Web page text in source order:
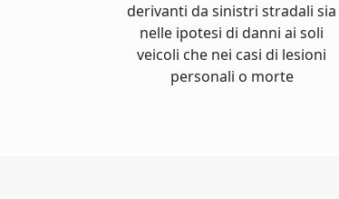
derivanti da sinistri stradali sia
nelle ipotesi di danni ai soli
veicoli che nei casi di lesioni
personali o morte